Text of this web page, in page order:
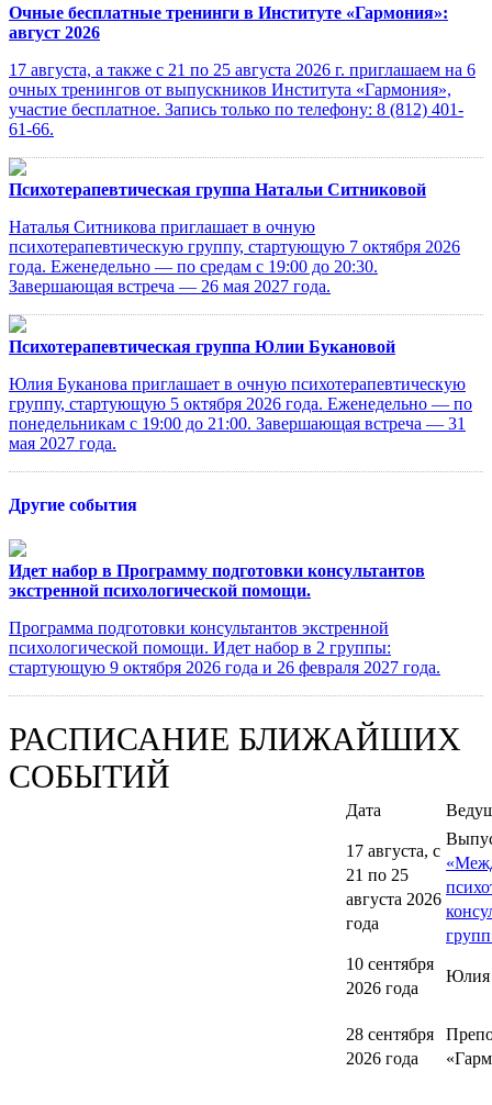
Очные бесплатные тренинги в Институте «Гармония»:
август 2026
17 августа, а также с 21 по 25 августа 2026 г. приглашаем на 6
очных тренингов от выпускников Института «Гармония»,
участие бесплатное. Запись только по телефону: 8 (812) 401-
61-66.
Психотерапевтическая группа Натальи Ситниковой
Наталья Ситникова приглашает в очную
психотерапевтическую группу, стартующую 7 октября 2026
года. Еженедельно — по средам с 19:00 до 20:30.
Завершающая встреча — 26 мая 2027 года.
Психотерапевтическая группа Юлии Букановой
Юлия Буканова приглашает в очную психотерапевтическую
группу, стартующую 5 октября 2026 года. Еженедельно — по
понедельникам с 19:00 до 21:00. Завершающая встреча — 31
мая 2027 года.
Другие события
Идет набор в Программу подготовки консультантов
экстренной психологической помощи.
Программа подготовки консультантов экстренной
психологической помощи. Идет набор в 2 группы:
стартующую 9 октября 2026 года и 26 февраля 2027 года.
РАСПИСАНИЕ БЛИЖАЙШИХ
СОБЫТИЙ
Дата
17 августа, с
21 по 25
августа 2026
года
10 сентября
2026 года
Юлия
28 сентября
2026 года